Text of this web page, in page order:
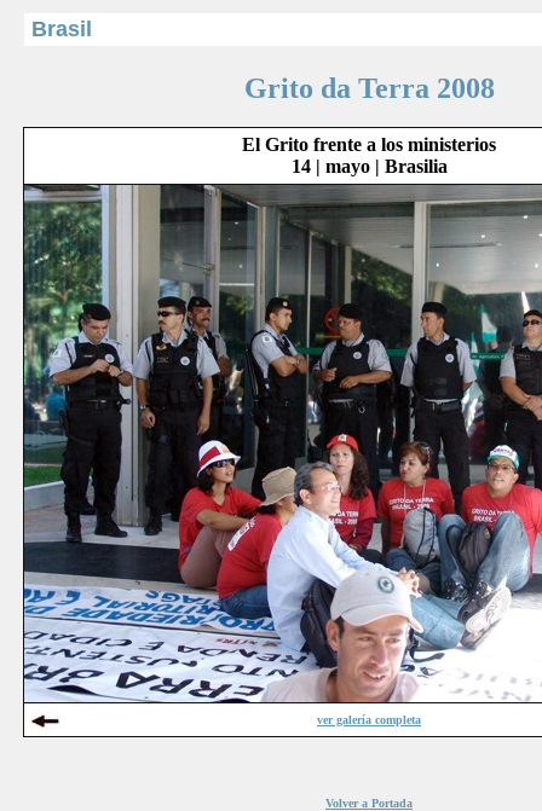
Brasil
Grito da Terra 2008
El Grito frente a los ministerios
14 | mayo | Brasilia
ver galería completa
Volver a Portada